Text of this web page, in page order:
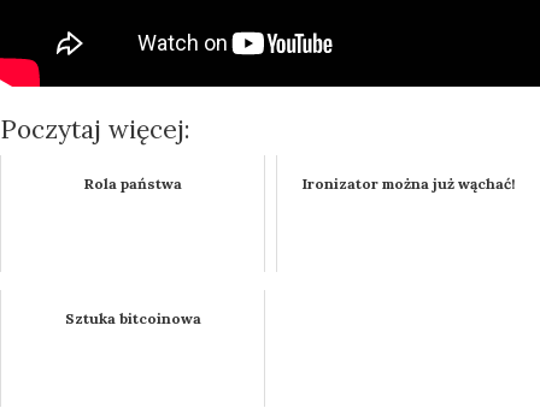
Poczytaj więcej:
Rola państwa Ironizator można już wąchać!
Sztuka bitcoinowa